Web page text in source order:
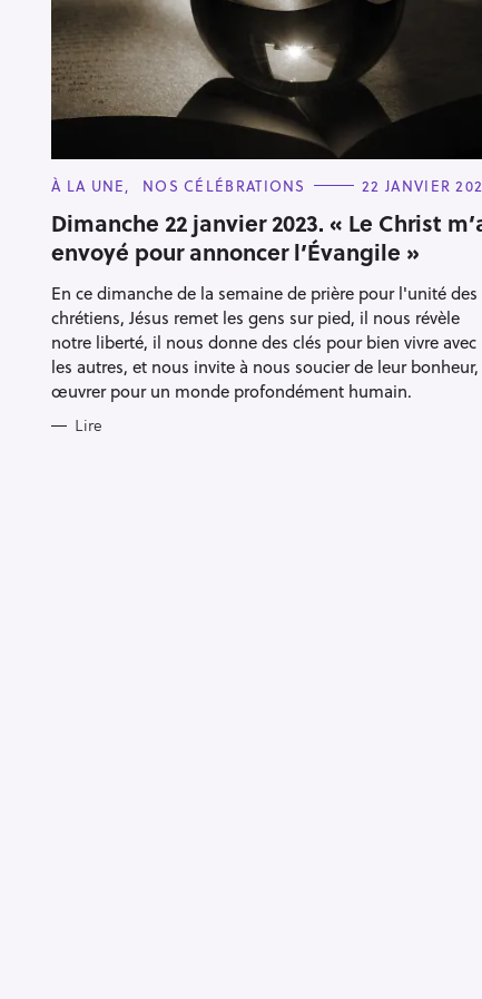
C
T
E
G
O
I
E
S
À LA UNE NOS CÉLÉBRATIONS 22 JANVIER
Dimanche 22 janvier 2023. « Le Christ
envoyé pour annoncer l’Évangile »
En ce dimanche de la semaine de prière pour l'unité des
chrétiens, Jésus remet les gens sur pied, il nous révèle
notre liberté, il nous donne des clés pour bien vivre avec
les autres, et nous invite à nous soucier de leur bonheur,
œuvrer pour un monde profondément humain.
Lire
R
e
c